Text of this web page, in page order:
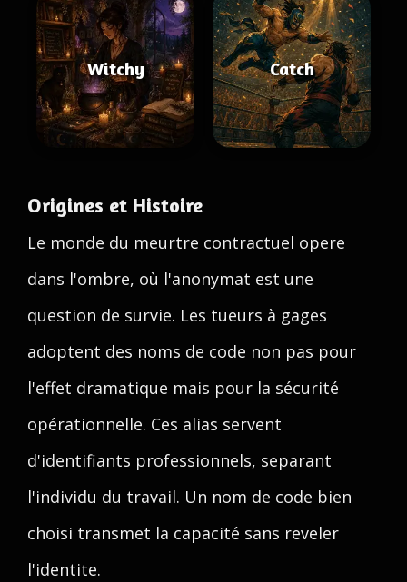
Witchy Catch
Origines et Histoire
Le monde du meurtre contractuel opere
dans l'ombre, où l'anonymat est une
question de survie. Les tueurs à gages
adoptent des noms de code non pas pour
l'effet dramatique mais pour la sécurité
opérationnelle. Ces alias servent
d'identifiants professionnels, separant
l'individu du travail. Un nom de code bien
choisi transmet la capacité sans reveler
l'identite.